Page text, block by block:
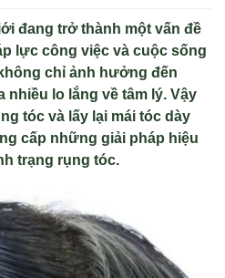
đang trở thành một vấn đề
lực công việc và cuộc sống
chỉ ảnh hưởng đến
nhiều lo lắng về tâm lý. Vậy
tóc và lấy lại mái tóc dày
cấp những giải pháp hiệu
trạng rụng tóc.